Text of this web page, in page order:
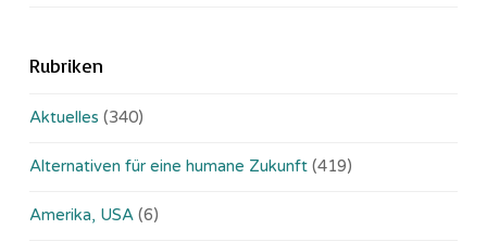
Rubriken
Aktuelles (340)
Alternativen für eine humane Zukunft (419)
Amerika, USA (6)